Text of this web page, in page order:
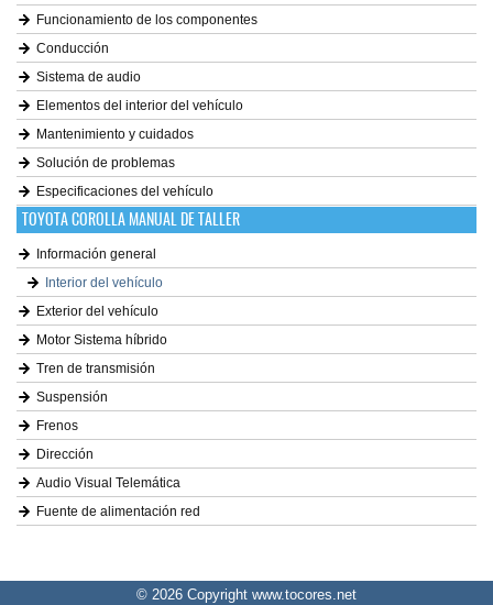
Funcionamiento de los componentes
Conducción
Sistema de audio
Elementos del interior del vehículo
Mantenimiento y cuidados
Solución de problemas
Especificaciones del vehículo
TOYOTA COROLLA MANUAL DE TALLER
Información general
Interior del vehículo
Exterior del vehículo
Motor Sistema híbrido
Tren de transmisión
Suspensión
Frenos
Dirección
Audio Visual Telemática
Fuente de alimentación red
© 2026 Copyright www.tocores.net